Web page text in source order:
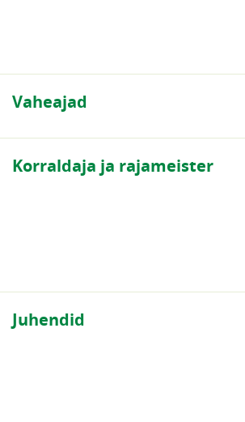
Vaheajad
Korraldaja ja rajameister
Juhendid